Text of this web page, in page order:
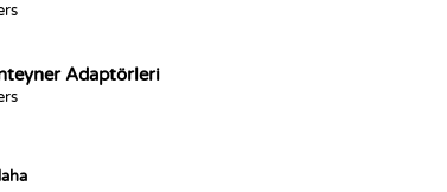
Adaptörleri